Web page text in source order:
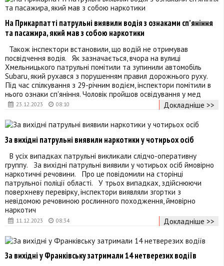
23.12.2023 08:10
На Прикарпатті патрульні виявили водія з ознаками сп’яніння
та пасажира, який мав з собою наркотики
Також інспектори встановили, що водій не отримував
посвідчення водія. Як зазначається, вчора на вулиці
Хмельницького патрульні помітили та зупинили автомобіль
Subaru, який рухався з порушенням правил дорожнього руху.
Під час спілкування з 29-річним водієм, інспектори помітили в
нього ознаки сп'яніння. Чоловік пройшов освідування у мед
Докладніше >>
11.12.2023 08:34
За вихідні патрульні виявили наркотики у чотирьох осіб
В усіх випадках патрульні викликали слідчо-оперативну
группу. За вихідні патрульні виявили у чотирьох осіб ймовірно
наркотичні речовини. Про це повідомили на сторінці
патрульної поліції області. У трьох випадках, здійснюючи
поверхневу перевірку, інспектори виявляли згортки з
невідомою речовиною рослинного походження, ймовірно
наркотич
Докладніше >>
За вихідні у Франківську затримали 14 нетверезих водіїв